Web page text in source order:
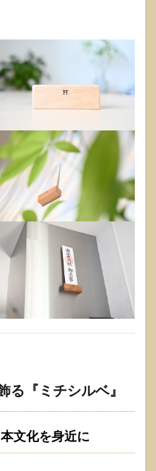
る『ミチシルベ』
文化を身近に